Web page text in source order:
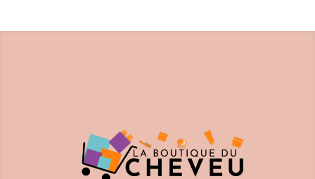
était :
est :